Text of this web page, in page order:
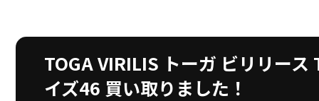
TOGA VIRILIS トーガ ビリリー
イズ46 買い取りました！